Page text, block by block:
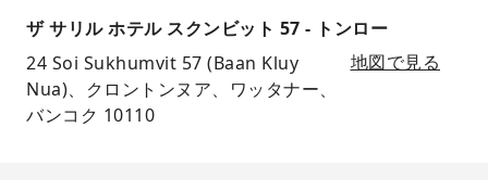
ザ サリル ホテル スクンビット 57 - トンロー
24 Soi Sukhumvit 57 (Baan Kluy
Nua)、クロントンヌア、ワッタナー、
バンコク 10110
地図で見る